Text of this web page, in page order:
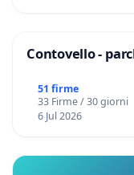
Contovello -
51 firme
33 Firme / 30 giorni
6 Jul 2026